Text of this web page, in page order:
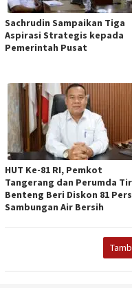
Sachrudin Sampaikan Tiga
Aspirasi Strategis kepada
Pemerintah Pusat
HUT Ke-81 RI, Pemkot
Tangerang dan Perumda
Benteng Beri Diskon 81
Sambungan Air Bersih